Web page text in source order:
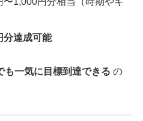
分達成可能
も一気に目標到達できる の